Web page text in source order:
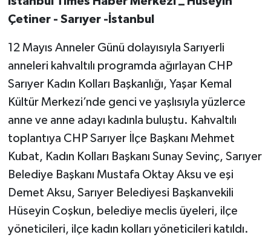
Çetiner - Sarıyer -İstanbul
12 Mayıs Anneler Günü dolayısıyla Sarıyerli
anneleri kahvaltılı programda ağırlayan CHP
Sarıyer Kadın Kolları Başkanlığı, Yaşar Kemal
Kültür Merkezi’nde genci ve yaşlısıyla yüzlerce
anne ve anne adayı kadınla buluştu. Kahvaltılı
toplantıya CHP Sarıyer İlçe Başkanı Mehmet
Kubat, Kadın Kolları Başkanı Sunay Sevinç, Sarıyer
Belediye Başkanı Mustafa Oktay Aksu ve eşi
Demet Aksu, Sarıyer Belediyesi Başkanvekili
Hüseyin Coşkun, belediye meclis üyeleri, ilçe
yöneticileri, ilçe kadın kolları yöneticileri katıldı.